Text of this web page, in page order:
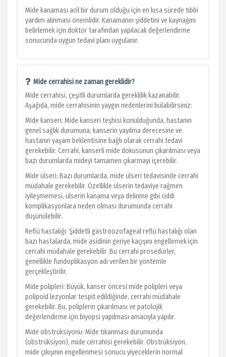
Mide kanaması acil bir durum olduğu için en kısa sürede tıbbi
yardım alınması önemlidir. Kanamanın şiddetini ve kaynağını
belirlemek için doktor tarafından yapılacak değerlendirme
sonucunda uygun tedavi planı uygulanır.
Mide cerrahisi ne zaman gereklidir?
Mide cerrahisi, çeşitli durumlarda gereklilik kazanabilir.
Aşağıda, mide cerrahisinin yaygın nedenlerini bulabilirsiniz:
Mide kanseri: Mide kanseri teşhisi konulduğunda, hastanın
genel sağlık durumuna, kanserin yayılma derecesine ve
hastanın yaşam beklentisine bağlı olarak cerrahi tedavi
gerekebilir. Cerrahi, kanserli mide dokusunun çıkarılması veya
bazı durumlarda mideyi tamamen çıkarmayı içerebilir.
Mide ülseri: Bazı durumlarda, mide ülseri tedavisinde cerrahi
müdahale gerekebilir. Özellikle ülserin tedaviye rağmen
iyileşmemesi, ülserin kanama veya delinme gibi ciddi
komplikasyonlara neden olması durumunda cerrahi
düşünülebilir.
Reflü hastalığı: Şiddetli gastroözofageal reflü hastalığı olan
bazı hastalarda, mide asidinin geriye kaçışını engellemek için
cerrahi müdahale gerekebilir. Bu cerrahi prosedürler,
genellikle fundoplikasyon adı verilen bir yöntemle
gerçekleştirilir.
Mide polipleri: Büyük, kanser öncesi mide polipleri veya
polipoid lezyonlar tespit edildiğinde, cerrahi müdahale
gerekebilir. Bu, poliplerin çıkarılması ve patolojik
değerlendirme için biyopsi yapılması amacıyla yapılır.
Mide obstrüksiyonu: Mide tıkanması durumunda
(obstrüksiyon), mide cerrahisi gerekebilir. Obstrüksiyon,
mide çıkışının engellenmesi sonucu yiyeceklerin normal